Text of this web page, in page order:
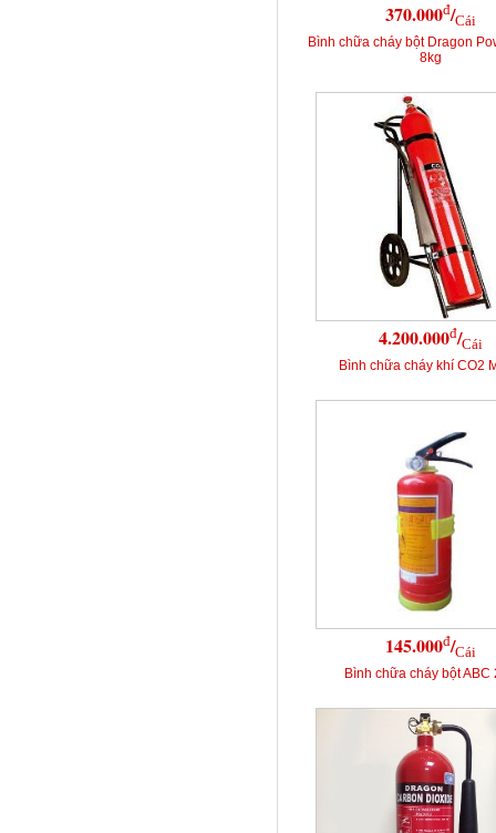
370.000đ/Cái
Bình chữa cháy bột Dragon
8kg
4.200.000đ/Cái
Bình chữa cháy khí CO2
145.000đ/Cái
Bình chữa cháy bột ABC